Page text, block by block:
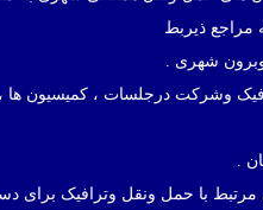
مراجع ذیربط
وشرکت درجلسات ، کمیسیون ها
با حمل ونقل وترافیک برای